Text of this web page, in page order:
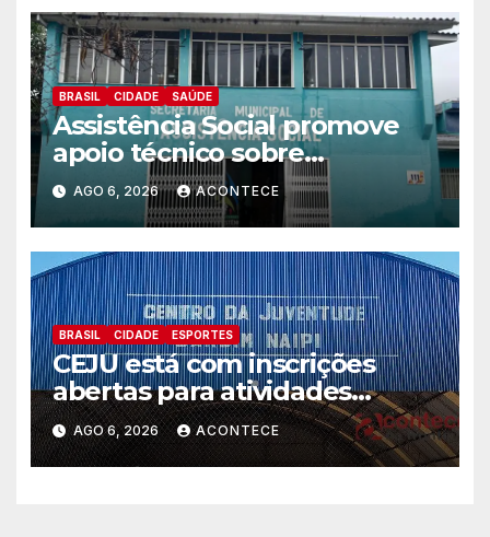
BRASIL CIDADE SAÚDE
Assistência Social promove
apoio técnico sobre
preparação e resposta a
situações de emergência e
calamidade pública
AGO 6, 2026 ACONTECE
BRASIL CIDADE ESPORTES
CEJU está com inscrições
abertas para atividades
gratuitas
AGO 6, 2026 ACONTECE